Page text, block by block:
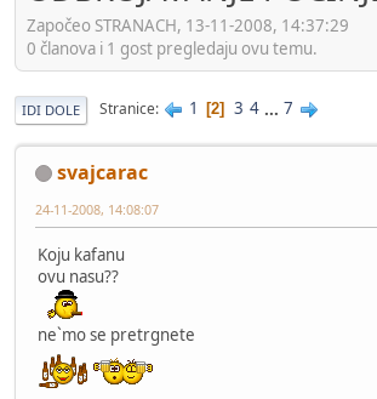
Započeo STRANACH, 13-11-2008, 14:37:29
0 članova i 1 gost pregledaju ovu temu.
IDI DOLE Stranice 1 2 3 4 ... 7
svajcarac
24-11-2008, 14:08:07
Koju kafanu
ovu nasu??
ne`mo se pretrgnete